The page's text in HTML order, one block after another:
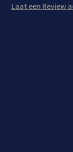
Laat een Review